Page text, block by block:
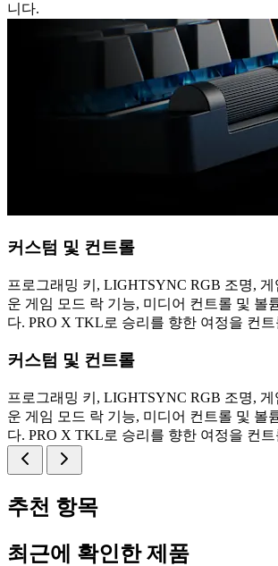
니다.
커스텀 및 컨트롤
프로그래밍 키, LIGHTSYNC RGB 조명,
운 게임 모드 락 기능, 미디어 컨트롤 및 볼
다. PRO X TKL로 승리를 향한 여정을 컨
커스텀 및 컨트롤
프로그래밍 키, LIGHTSYNC RGB 조명,
운 게임 모드 락 기능, 미디어 컨트롤 및 볼
다. PRO X TKL로 승리를 향한 여정을 컨
추천 항목
최근에 확인한 제품